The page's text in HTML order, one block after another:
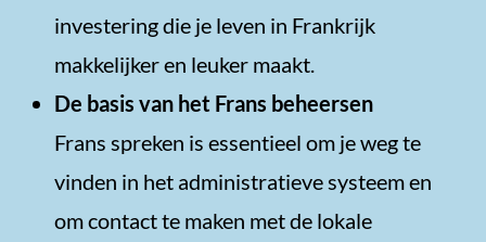
investering die je leven in Frankrijk
makkelijker en leuker maakt.
De basis van het Frans beheersen
Frans spreken is essentieel om je weg te
vinden in het administratieve systeem en
om contact te maken met de lokale